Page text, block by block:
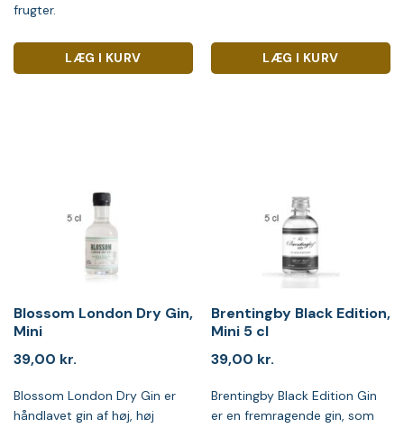
frugter.
LÆG I KURV LÆG I KURV
Blossom London Dry Gin,
Mini
39,00 kr.
Blossom London Dry Gin er
håndlavet gin af høj, høj
Brentingby Black Edition,
Mini 5 cl
39,00 kr.
Brentingby Black Edition Gin
er en fremragende gin, som